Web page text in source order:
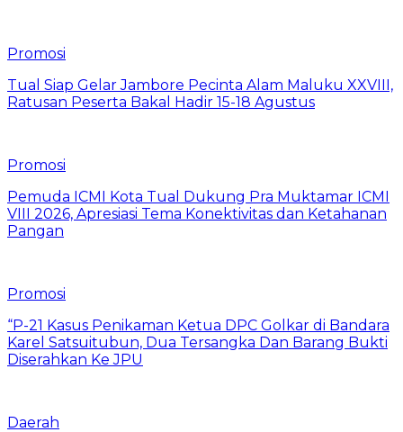
Promosi
Tual Siap Gelar Jambore Pecinta Alam Maluku XXVIII,
Ratusan Peserta Bakal Hadir 15-18 Agustus
Promosi
Pemuda ICMI Kota Tual Dukung Pra Muktamar ICMI
VIII 2026, Apresiasi Tema Konektivitas dan Ketahanan
Pangan
Promosi
“P-21 Kasus Penikaman Ketua DPC Golkar di Bandara
Karel Satsuitubun, Dua Tersangka Dan Barang Bukti
Diserahkan Ke JPU
Daerah